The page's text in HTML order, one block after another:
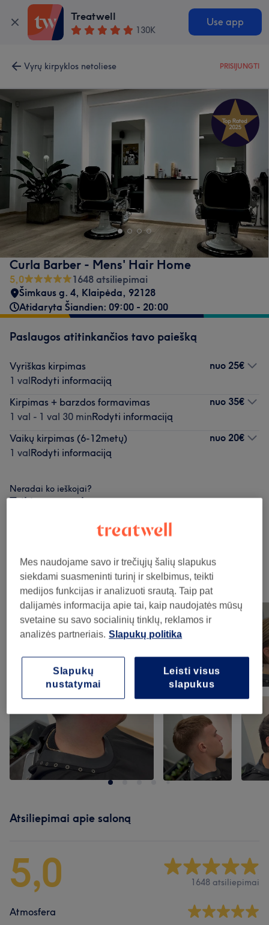
Treatwell
130K
Use app
Vyrų kirpyklos netoliese PRISIJUNGTI
Curla Barber - Mens' Hair Home
5,0
1648 atsiliepimai
Šimkaus g. 4, Klaipėda, 92128
Atidaryta Šiandien: 09:00 - 20:00
Paslaugos atitinkančios tavo paiešką
Vyriškas kirpimas
1 valRodyti informaciją
nuo 25€
Kirpimas + barzdos formavimas
1 val - 1 val 30 minRodyti informaciją
nuo 35€
Vaikų kirpimas (6-12metų)
1 valRodyti informaciją
nuo 20€
Neradai ko ieškojai?
Teikiamos paslaugos
Mūsų darbai
Norėdami peržiūrėti detales, paspauskite ant nuotraukos
Atsiliepimai apie saloną
5,0 1648 atsiliepimai
Atmosfera
Mes naudojame savo ir trečiųjų šalių slapukus
siekdami suasmeninti turinį ir skelbimus, teikti
medijos funkcijas ir analizuoti srautą. Taip pat
dalijamės informacija apie tai, kaip naudojatės mūsų
svetaine su savo socialinių tinklų, reklamos ir
analizės partneriais. Slapukų politika
Leisti visus
slapukus
Slapukų
nustatymai